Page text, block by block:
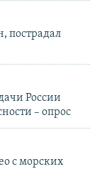
пострадал
России
– опрос
с морских